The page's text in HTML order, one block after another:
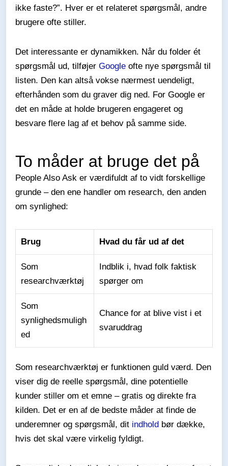
ikke faste?”. Hver er et relateret spørgsmål, andre
brugere ofte stiller.
Det interessante er dynamikken. Når du folder ét
spørgsmål ud, tilføjer Google ofte nye spørgsmål til
listen. Den kan altså vokse nærmest uendeligt,
efterhånden som du graver dig ned. For Google er
det en måde at holde brugeren engageret og
besvare flere lag af et behov på samme side.
To måder at bruge det på
People Also Ask er værdifuldt af to vidt forskellige
grunde – den ene handler om research, den anden
om synlighed:
Brug Hvad du får ud af det
Som
researchværktøj
Indblik i, hvad folk faktisk
spørger om
Som
synlighedsmuligh
ed
Chance for at blive vist i et
svaruddrag
Som researchværktøj er funktionen guld værd. Den
viser dig de reelle spørgsmål, dine potentielle
kunder stiller om et emne – gratis og direkte fra
kilden. Det er en af de bedste måder at finde de
underemner og spørgsmål, dit indhold bør dække,
hvis det skal være virkelig fyldigt.